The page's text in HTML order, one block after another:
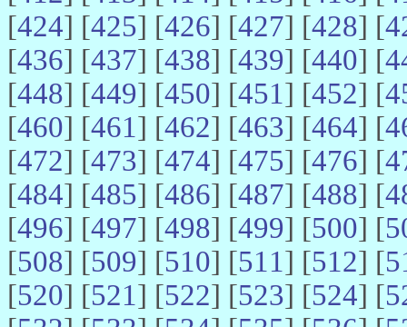
[424] [425] [426] [427] [428] [
[436] [437] [438] [439] [440] [
[448] [449] [450] [451] [452] [
[460] [461] [462] [463] [464] [
[472] [473] [474] [475] [476] [
[484] [485] [486] [487] [488] [
[496] [497] [498] [499] [500] [
[508] [509] [510] [511] [512] [
[520] [521] [522] [523] [524] [